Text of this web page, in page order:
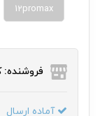
12promax
فروشنده:
آماده ارسال